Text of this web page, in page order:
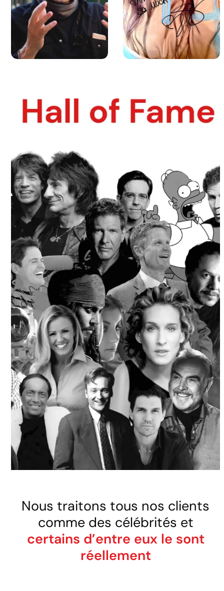
Nous traitons tous nos clients
comme des célébrités et
certains d’entre eux le sont
réellement